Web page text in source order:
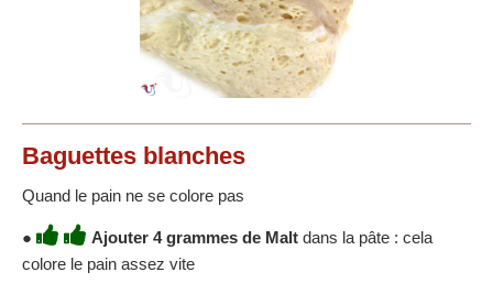
Baguettes blanches
Quand le pain ne se colore pas
● Ajouter 4 grammes de Malt dans la pâte : cela
colore le pain assez vite